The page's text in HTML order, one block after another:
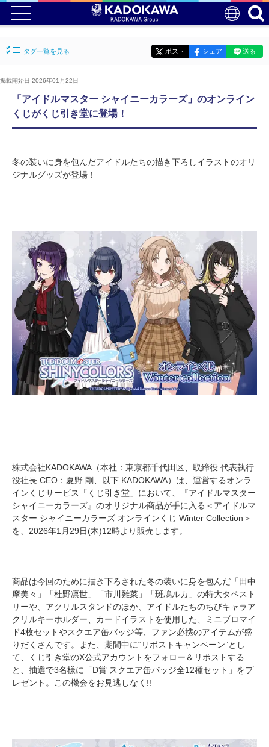
タグ一覧を見る ポスト シェア 送る
掲載開始日 2026年01月22日
「アイドルマスター シャイニーカラーズ」のオンライン
くじがくじ引き堂に登場！
冬の装いに身を包んだアイドルたちの描き下ろしイラストのオリ
ジナルグッズが登場！
株式会社KADOKAWA（本社：東京都千代田区、取締役 代表執行
役社長 CEO：夏野 剛、以下 KADOKAWA）は、運営するオンラ
インくじサービス「くじ引き堂」において、『アイドルマスター
シャイニーカラーズ』のオリジナル商品が手に入る＜アイドルマ
スター シャイニーカラーズ オンラインくじ Winter Collection＞
を、2026年1月29日(木)12時より販売します。
商品は今回のために描き下ろされた冬の装いに身を包んだ「田中
摩美々」「杜野凛世」「市川雛菜」「斑鳩ルカ」の特大タペスト
リーや、アクリルスタンドのほか、アイドルたちのちびキャラア
クリルキーホルダー、カードイラストを使用した、ミニブロマイ
ド4枚セットやスクエア缶バッジ等、ファン必携のアイテムが盛
りだくさんです。また、期間中に“リポストキャンペーン”とし
て、くじ引き堂のX公式アカウントをフォロー＆リポストする
と、抽選で3名様に「D賞 スクエア缶バッジ全12種セット」をプ
レゼント。この機会をお見逃しなく!!